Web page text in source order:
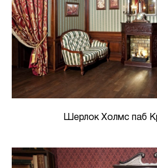
Шерлок Холмс паб